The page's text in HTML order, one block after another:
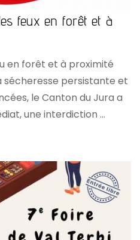
feux en forêt et à
en forêt et à proximité
sécheresse persistante et
le Canton du Jura a
une interdiction ...